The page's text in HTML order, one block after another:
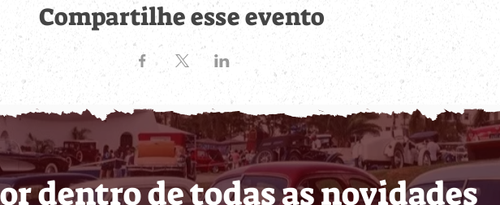
Compartilhe esse evento
dentro de todas as novidades